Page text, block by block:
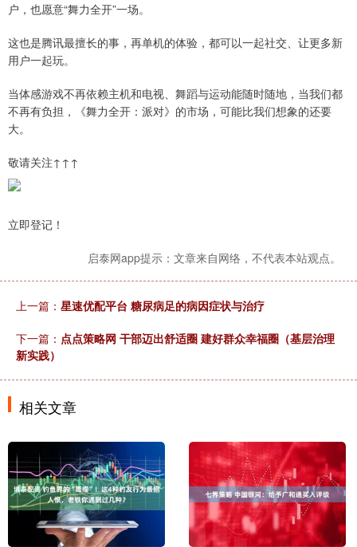
户，也愿意“舞力全开”一场。
这也是腾讯最擅长的事，再单机的体验，都可以一起社交、让更多新
用户一起玩。
当体感游戏不再依赖主机和电视、舞蹈与运动能随时随地，当我们都
不再有负担，《舞力全开：派对》的市场，可能比我们想象的还要
大。
敬请关注↑↑↑
立即登记！
启泰网app提示：文章来自网络，不代表本站观点。
上一篇： 星速优配平台 糖尿病足的病因症状与治疗
下一篇： 点点策略网 干部迈出舒适圈 建好群众幸福圈（基层治理
新实践）
相关文章